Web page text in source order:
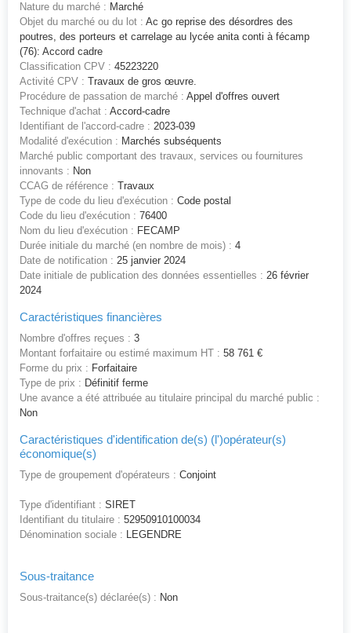
Nature du marché : Marché
Objet du marché ou du lot : Ac go reprise des désordres des
poutres, des porteurs et carrelage au lycée anita conti à fécamp
(76): Accord cadre
Classification CPV : 45223220
Activité CPV : Travaux de gros œuvre.
Procédure de passation de marché : Appel d'offres ouvert
Technique d'achat : Accord-cadre
Identifiant de l'accord-cadre : 2023-039
Modalité d'exécution : Marchés subséquents
Marché public comportant des travaux, services ou fournitures
innovants : Non
CCAG de référence : Travaux
Type de code du lieu d'exécution : Code postal
Code du lieu d'exécution : 76400
Nom du lieu d'exécution : FECAMP
Durée initiale du marché (en nombre de mois) : 4
Date de notification : 25 janvier 2024
Date initiale de publication des données essentielles : 26 février
2024
Caractéristiques financières
Nombre d'offres reçues : 3
Montant forfaitaire ou estimé maximum HT : 58 761 €
Forme du prix : Forfaitaire
Type de prix : Définitif ferme
Une avance a été attribuée au titulaire principal du marché public :
Non
Caractéristiques d'identification de(s) (l')opérateur(s)
économique(s)
Type de groupement d'opérateurs : Conjoint
Type d'identifiant : SIRET
Identifiant du titulaire : 52950910100034
Dénomination sociale : LEGENDRE
Sous-traitance
Sous-traitance(s) déclarée(s) : Non